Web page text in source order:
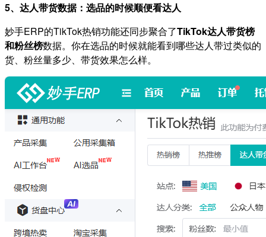
5、达人带货数据：选品的时候顺便看达人
妙手ERP的TikTok热销功能还同步聚合了TikTok达人带货榜
和粉丝榜数据。你在选品的时候就能看到哪些达人带过类似的
货、粉丝量多少、带货效果怎么样。